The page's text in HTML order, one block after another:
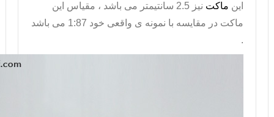
این ماکت
نیز 2.5 سانتیمتر می باشد ، مقیاس این
ماکت در مقایسه با نمونه ی واقعی خود 1:87 می باشد
.